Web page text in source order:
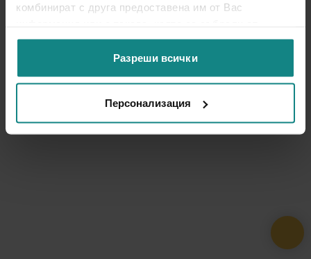
комбинират с друга предоставена им от Вас
ползването от Ваша страна на услугите им.
Разреши всички
Персонализация